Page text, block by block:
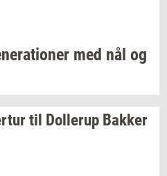
med nål og
til Dol­lerup Bak­ker